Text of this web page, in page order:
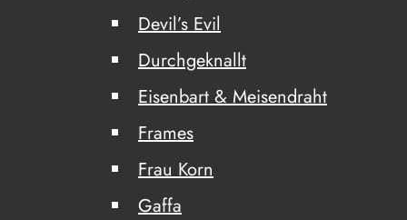
Devil’s Evil
Durchgeknallt
Eisenbart & Meisendraht
Frames
Frau Korn
Gaffa